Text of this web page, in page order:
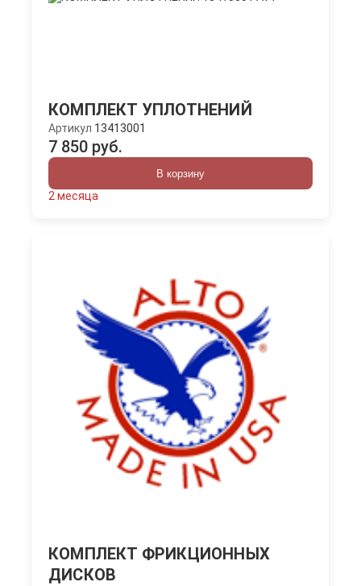
КОМПЛЕКТ УПЛОТНЕНИЙ
Артикул 13413001
7 850 руб.
В корзину
2 месяца
КОМПЛЕКТ ФРИКЦИОННЫХ
ДИСКОВ